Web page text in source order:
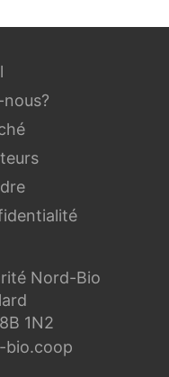
Nord-Bio
1N2
bio.coop